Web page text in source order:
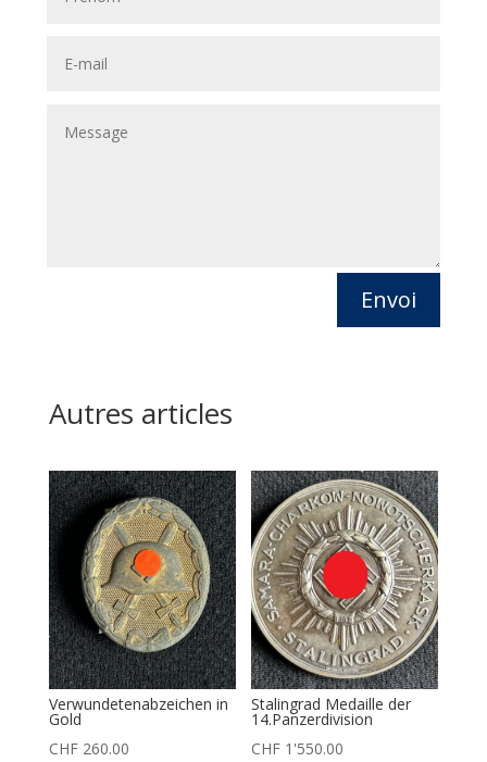
Envoi
Autres articles
Verwundetenabzeichen in
Gold
CHF260.00
Stalingrad Medaille der
14.Panzerdivision
CHF 1'550.00